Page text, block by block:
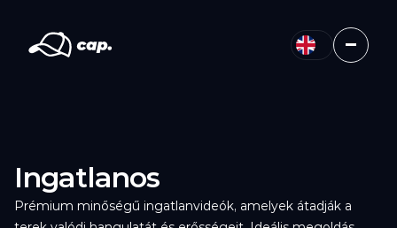
Ingatlanos
Prémium minőségű ingatlanvideók, amelyek átadják a